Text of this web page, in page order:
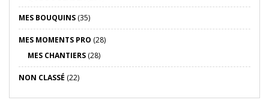
MES BOUQUINS (35)
MES MOMENTS PRO (28)
MES CHANTIERS (28)
NON CLASSÉ (22)